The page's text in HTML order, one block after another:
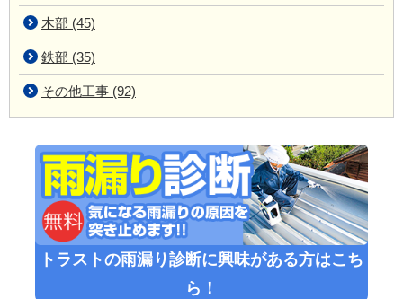
木部 (45)
鉄部 (35)
その他工事 (92)
トラストの雨漏り診断に興味がある方はこち
ら！